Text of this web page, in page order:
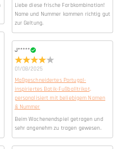
Liebe diese frische Farbkombination!
Name und Nummer kommen richtig gut
zur Geltung.
J*****
01/08/2025
Maßgeschneidertes Portugal-
inspiriertes Batik-Fußballtrikot,
personalisiert mit beliebigem Namen
& Nummer
Beim Wochenendspiel getragen und
sehr angenehm zu tragen gewesen.